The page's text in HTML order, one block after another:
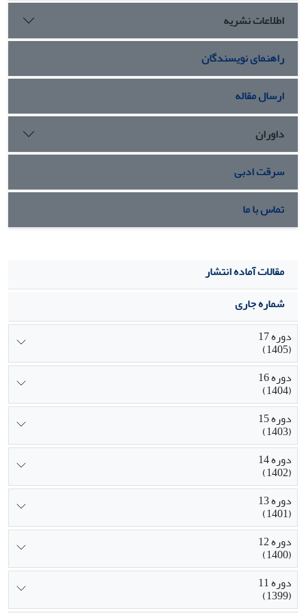
اطلاعات نشریه
راهنمای نویسندگان
ارسال مقاله
داوران
سرقت ادبی
تماس با ما
مقالات آماده انتشار
شماره جاری
دوره 17
(1405)
دوره 16
(1404)
دوره 15
(1403)
دوره 14
(1402)
دوره 13
(1401)
دوره 12
(1400)
دوره 11
(1399)